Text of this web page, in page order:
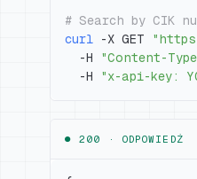
# Search by CIK
curl -X GET
  -H
"Content-
  -H
"x-api-key:
● 200 · ODPOWIEDŹ